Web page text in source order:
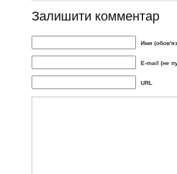
Залишити комментар
Имя
E-mail (не
URL